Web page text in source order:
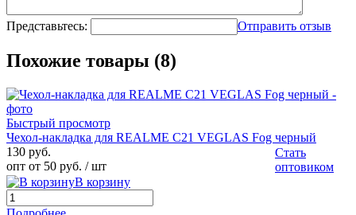
Представьтесь: Отправить отзыв
Похожие товары (8)
Быстрый просмотр
Чехол-накладка для REALME C21 VEGLAS Fog черный
130 руб.
опт от 50 руб. / шт
Стать
оптовиком
В корзину